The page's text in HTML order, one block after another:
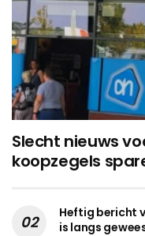
Slecht nieuws
koopzegels
Heftig bericht
is langs